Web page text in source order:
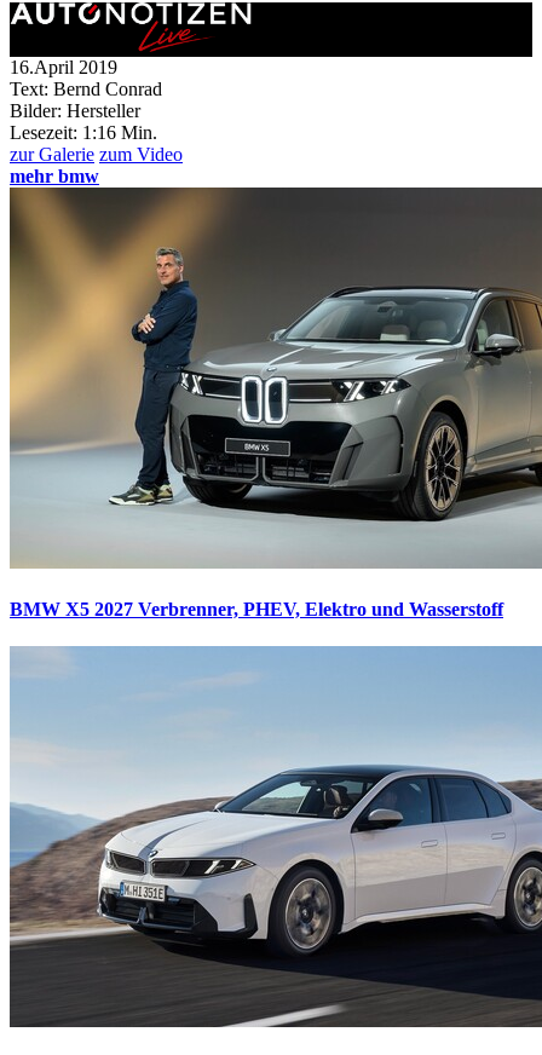
16.April 2019
Text: Bernd Conrad
Bilder: Hersteller
Lesezeit: 1:16 Min.
zur Galerie zum Video
mehr bmw
BMW X5 2027 Verbrenner, PHEV, Elektro und Wasserstoff